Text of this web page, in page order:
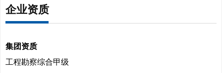
企业资质
集团资质
工程勘察综合甲级